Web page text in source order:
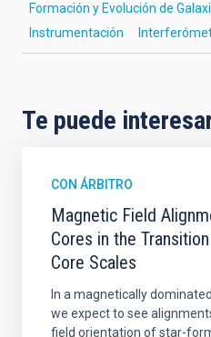
Formación y Evolución de
Instrumentación
Te puede
CON ÁRBITRO
Magnetic Field
Cores in the
Core Scales
In a magnetically
we expect to see
field orientation of star-